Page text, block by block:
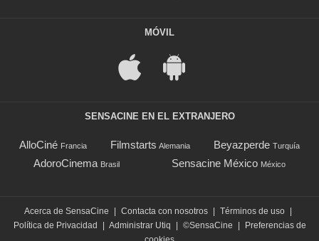
MÓVIL
SENSACINE EN EL EXTRANJERO
AlloCiné Francia Filmstarts Alemania Beyazperde Turquía
AdoroCinema Brasil Sensacine México México
Acerca de SensaCine Contacta con nosotros Términos de uso
Política de Privacidad
Administrar Utiq ©SensaCine
Preferencias de